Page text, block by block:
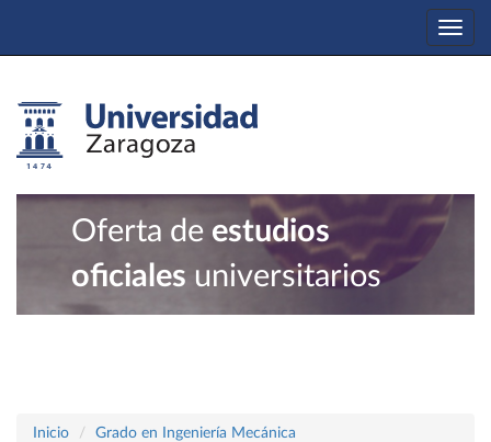
Oferta de estudios
oficiales universitarios
Inicio
Grado en Ingeniería Mecánica